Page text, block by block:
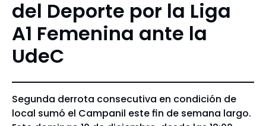
del Deporte por la Liga
A1 Femenina ante la
UdeC
Segunda derrota consecutiva en condición de
local sumó el Campanil este fin de semana largo.